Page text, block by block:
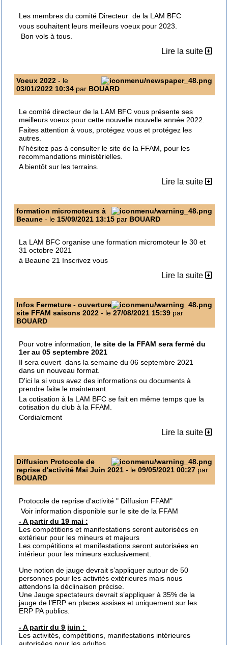
Les membres du comité Directeur de la LAM BFC
vous souhaitent leurs meilleurs voeux pour 2023.
Bon vols à tous.
Lire la suite
Voeux 2022 - le
03/01/2022 10:34par BOUARD
Le comité directeur de la LAM BFC vous présente ses
meilleurs voeux pour cette nouvelle nouvelle année 2022.
Faites attention à vous, protégez vous et protégez les
autres.
N'hésitez pas à consulter le site de la FFAM, pour les
recommandations ministérielles.
A bientôt sur les terrains.
Lire la suite
formation micromoteurs à
Beaune - le 15/09/2021 13:15par BOUARD
La LAM BFC organise une formation micromoteur le 30 et
31 octobre 2021
à Beaune 21 Inscrivez vous
Lire la suite
Infos Fermeture - ouverture
site FFAM saisons 2022 - le 27/08/2021 15:39par
BOUARD
Pour votre information, le site de la FFAM sera fermé du
1er au 05 septembre 2021
Il sera ouvert dans la semaine du 06 septembre 2021
dans un nouveau format.
D'ici la si vous avez des informations ou documents à
prendre faite le maintenant.
La cotisation à la LAM BFC se fait en même temps que la
cotisation du club à la FFAM.
Cordialement
Lire la suite
Diffusion Protocole de
reprise d'activité Mai Juin 2021 - le 09/05/2021 00:27par
BOUARD
Protocole de reprise d'activité " Diffusion FFAM"
Voir information disponible sur le site de la FFAM
- A partir du 19 mai :
Les compétitions et manifestations seront autorisées en
extérieur pour les mineurs et majeurs
Les compétitions et manifestations seront autorisées en
intérieur pour les mineurs exclusivement.
Une notion de jauge devrait s’appliquer autour de 50
personnes pour les activités extérieures mais nous
attendons la déclinaison précise.
Une Jauge spectateurs devrait s’appliquer à 35% de la
jauge de l’ERP en places assises et uniquement sur les
ERP PA publics.
- A partir du 9 juin :
Les activités, compétitions, manifestations intérieures